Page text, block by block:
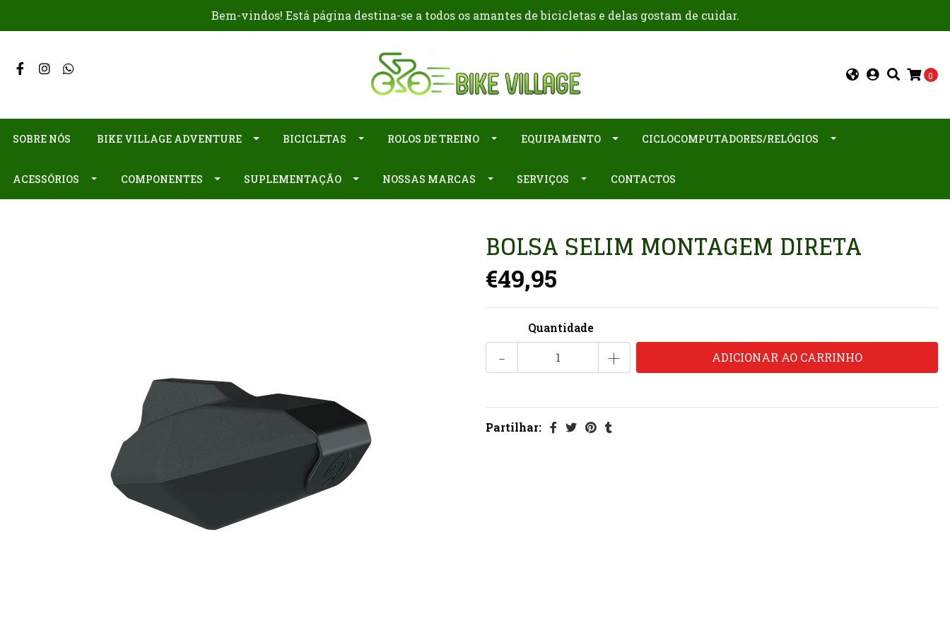
Bem-vindos! Está página destina-se a todos os amantes de bicicletas e delas gostam de cuidar.
0
SOBRE NÓS BIKE VILLAGE ADVENTURE BICICLETAS ROLOS DE TREINO EQUIPAMENTO CICLOCOMPUTADORES/RELÓGIOS
ACESSÓRIOS COMPONENTES SUPLEMENTAÇÃO NOSSAS MARCAS SERVIÇOS CONTACTOS
BOLSA SELIM MONTAGEM DIRETA
€49,95
Quantidade
- +
Partilhar: